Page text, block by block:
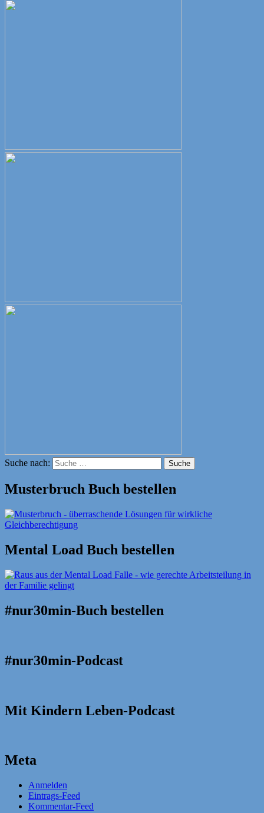
Suche nach: Suche
Musterbruch Buch bestellen
Mental Load Buch bestellen
#nur30min-Buch bestellen
#nur30min-Podcast
Mit Kindern Leben-Podcast
Meta
Anmelden
Eintrags-Feed
Kommentar-Feed